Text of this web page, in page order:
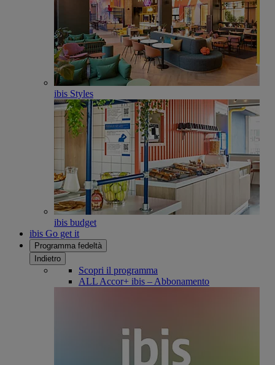
ibis Styles
ibis budget
ibis Go get it
Programma fedeltà
Indietro
Scopri il programma
ALL Accor+ ibis – Abbonamento